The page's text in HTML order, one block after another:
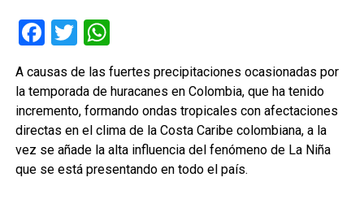
Facebook
TwitterWhatsApp
A causas de las fuertes precipitaciones ocasionadas por
la temporada de huracanes en Colombia, que ha tenido
incremento, formando ondas tropicales con afectaciones
directas en el clima de la Costa Caribe colombiana, a la
vez se añade la alta influencia del fenómeno de La Niña
que se está presentando en todo el país.